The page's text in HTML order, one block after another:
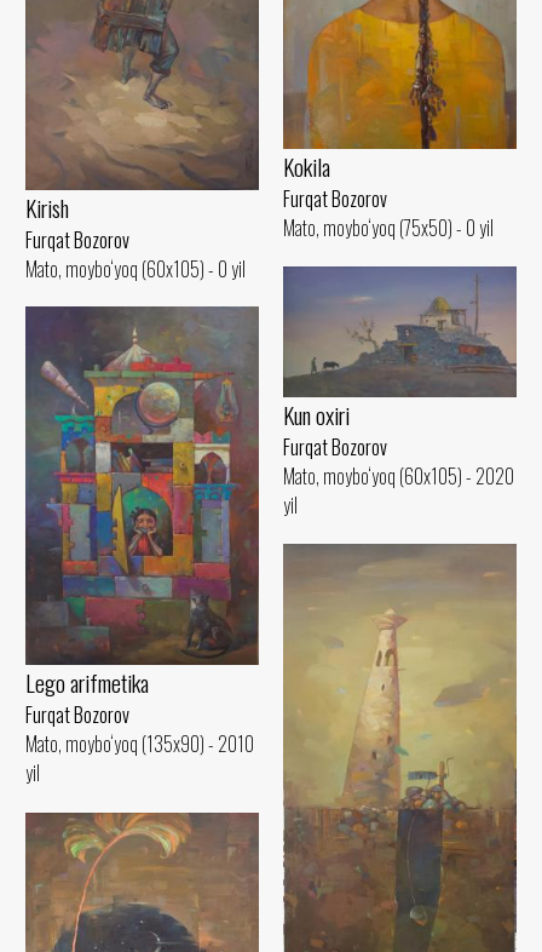
Kirish
Furqat Bozorov
Mato, moybo‘yoq (60x105) - 0 yil
Kokila
Furqat Bozorov
Mato, moybo‘yoq (75x50) - 0 yil
Kun oxiri
Furqat Bozorov
Mato, moybo‘yoq (60x105) - 2020
yil
Lego arifmetika
Furqat Bozorov
Mato, moybo‘yoq (135x90) - 2010
yil